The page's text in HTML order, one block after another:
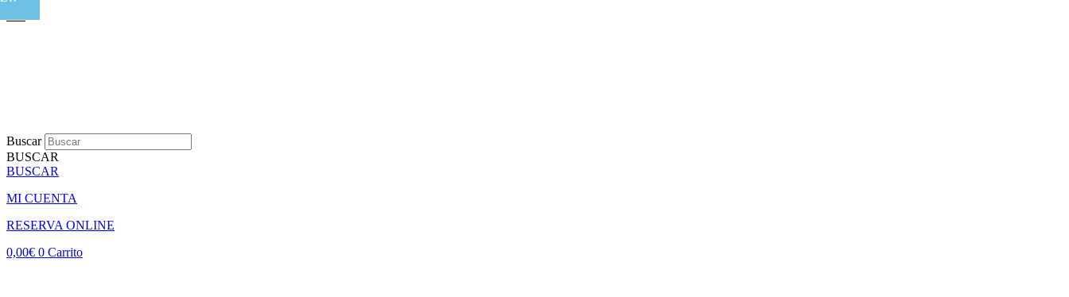
Buscar
BUSCAR
BUSCAR
MI CUENTA
RESERVA ONLINE
0,00€ 0 Carrito